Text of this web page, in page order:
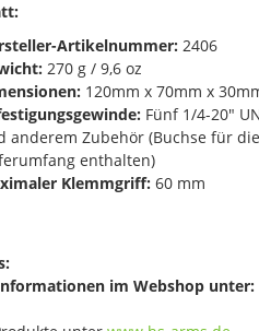
Artikelnummer: 2406
270 g / 9,6 oz
120mm x 70mm x
Fünf 1/4-20"
anderem Zubehör (Buchse für
enthalten)
Klemmgriff: 60 mm
im Webshop unter: